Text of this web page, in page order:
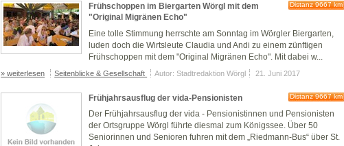
Frühschoppen im Biergarten Wörgl mit dem
"Original Migränen Echo"
Distanz 9667 km
Eine tolle Stimmung herrschte am Sonntag im Wörgler Biergarten,
luden doch die Wirtsleute Claudia und Andi zu einem zünftigen
Frühschoppen mit dem "Original Migränen Echo". Mit dabei w...
» weiterlesen Seitenblicke & Gesellschaft Autor: Stadtredaktion Wörgl 21. Juni 2017
Frühjahrsausflug der vida-Pensionisten Distanz 9667 km
Der Frühjahrsausflug der vida - Pensionistinnen und Pensionisten
der Ortsgruppe Wörgl führte diesmal zum Königssee. Über 50
Seniorinnen und Senioren fuhren mit dem „Riedmann-Bus“ über St.